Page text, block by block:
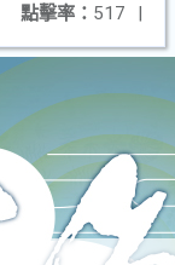
點擊率： 517 |